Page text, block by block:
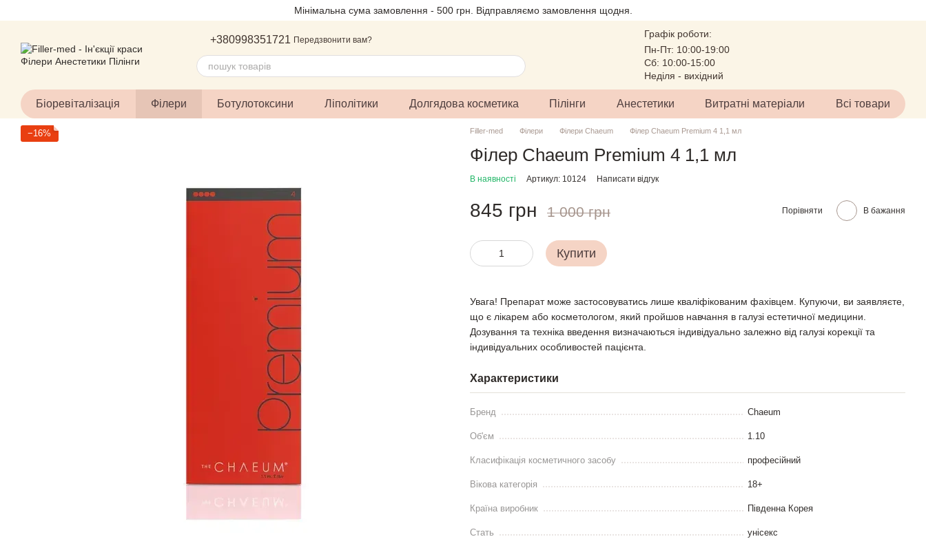
Мінімальна сума замовлення - 500 грн. Відправляємо замовлення щодня.
+380998351721 Передзвонити вам?
Графік роботи:
Пн-Пт: 10:00-19:00
Сб: 10:00-15:00
Неділя - вихідний
Біоревіталізація Філери Ботулотоксини Ліполітики Долгядова косметика Пілінги Анестетики Витратні матеріали Всі товари
−16% Filler-med Філери Філери Chaeum Філер Chaeum Premium 4 1,1 мл
Філер Chaeum Premium 4 1,1 мл
В наявності Артикул: 10124 Написати відгук
845 грн 1 000 грн Порівняти В бажання
Купити
Увага! Препарат може застосовуватись лише кваліфікованим фахівцем. Купуючи, ви заявляєте,
що є лікарем або косметологом, який пройшов навчання в галузі естетичної медицини.
Дозування та техніка введення визначаються індивідуально залежно від галузі корекції та
індивідуальних особливостей пацієнта.
Характеристики
Бренд Chaeum
Об'єм 1.10
Класифікація косметичного засобу професійний
Вікова категорія 18+
Країна виробник Південна Корея
Стать унісекс